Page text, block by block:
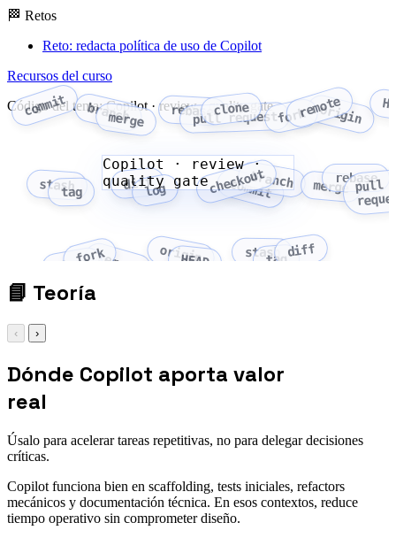
🏁 Retos
Reto: redacta política de uso de Copilot
Recursos del curso
Código del tema: Copilot · review · quality gate
commit branch
merge rebasepull request
clone forkremoteorigin
stash
tag
difflog checkout
commitbranch merge
rebase
pull
cloneforkremote origin
HEAD
stashtagdiff
Copilot · review ·
quality gate
📘 Teoría
‹ ›
Dónde Copilot aporta valor
real
Úsalo para acelerar tareas repetitivas, no para delegar decisiones
críticas.
Copilot funciona bien en scaffolding, tests iniciales, refactors
mecánicos y documentación técnica. En esos contextos, reduce
tiempo operativo sin comprometer diseño.